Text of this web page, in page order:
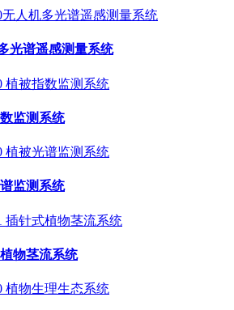
光谱遥感测量系统
监测系统
监测系统
物茎流系统